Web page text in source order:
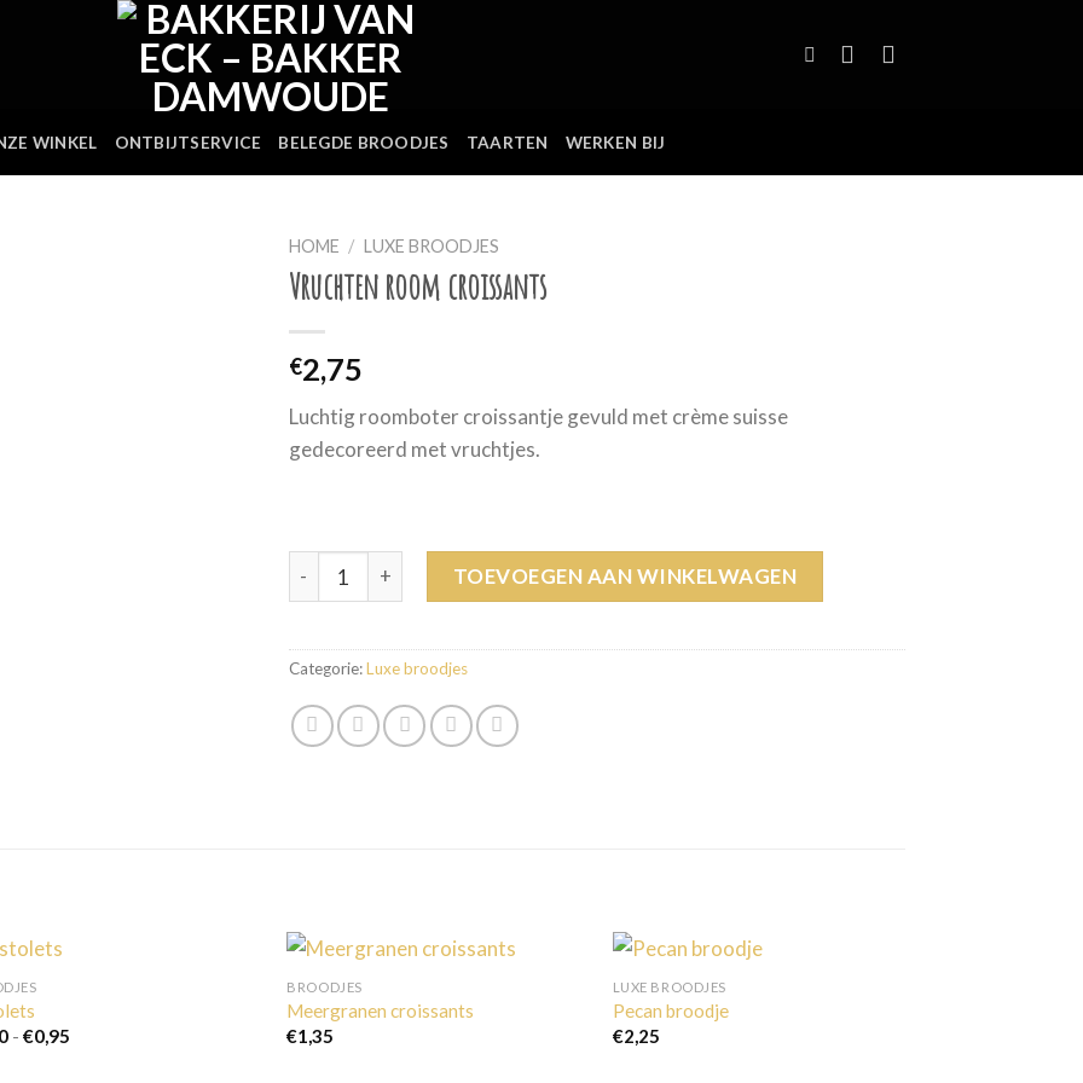
WINKEL ONTBIJTSERVICE BELEGDE BROODJES TAARTEN WERKEN BIJ
HOME / LUXE BROODJES
Vruchten room croissants
€2,75
Luchtig roomboter croissantje gevuld met crème suisse
gedecoreerd met vruchtjes.
Vruchten room croissants aantalTOEVOEGEN AAN WINKELWAGEN
Categorie:Luxe broodjes
- €0,95
BROODJES
Meergranen croissants
€1,35
LUXE BROODJES
Pecan broodje
€2,25